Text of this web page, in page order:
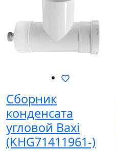
Сборник
конденсата
угловой Baxi
(KHG71411961-)